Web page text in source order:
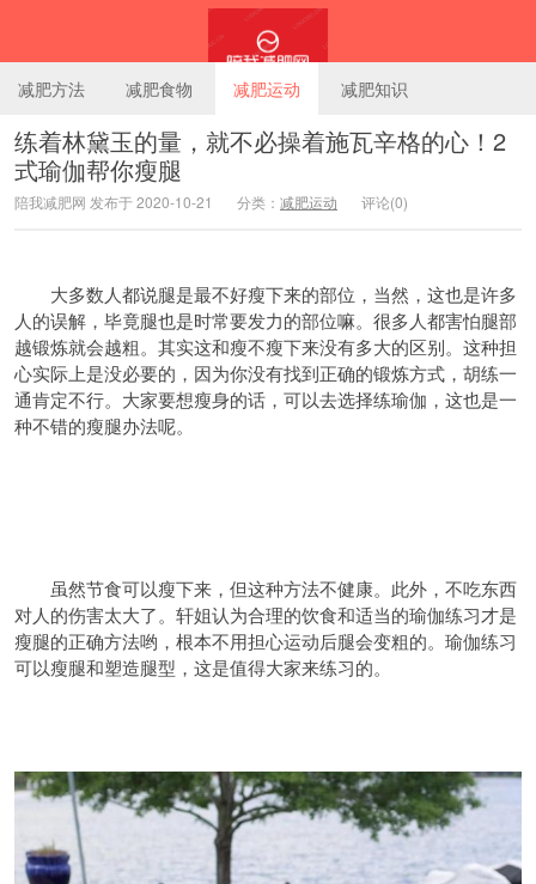
减肥方法 减肥食物 减肥运动 减肥知识
练着林黛玉的量，就不必操着施瓦辛格的心！2
式瑜伽帮你瘦腿
陪我减肥网 发布于 2020-10-21 分类： 减肥运动 评论(0)
大多数人都说腿是最不好瘦下来的部位，当然，这也是许多
人的误解，毕竟腿也是时常要发力的部位嘛。很多人都害怕腿部
越锻炼就会越粗。其实这和瘦不瘦下来没有多大的区别。这种担
心实际上是没必要的，因为你没有找到正确的锻炼方式，胡练一
通肯定不行。大家要想瘦身的话，可以去选择练瑜伽，这也是一
种不错的瘦腿办法呢。
虽然节食可以瘦下来，但这种方法不健康。此外，不吃东西
对人的伤害太大了。轩姐认为合理的饮食和适当的瑜伽练习才是
瘦腿的正确方法哟，根本不用担心运动后腿会变粗的。瑜伽练习
可以瘦腿和塑造腿型，这是值得大家来练习的。